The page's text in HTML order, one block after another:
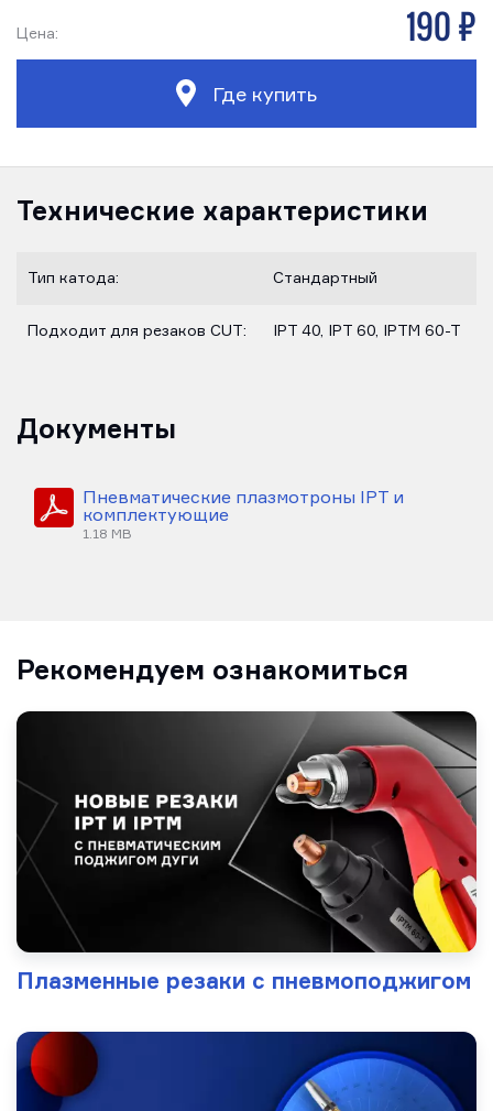
Цена: 190 р
Где купить
Технические характеристики
Тип катода: Стандартный
Подходит для резаков CUT: IPT 40, IPT 60, IPTM 60-T
Документы
Пневматические плазмотроны IPT и
комплектующие
1.18 MB
Рекомендуем ознакомиться
Плазменные резаки с пневмоподжигом